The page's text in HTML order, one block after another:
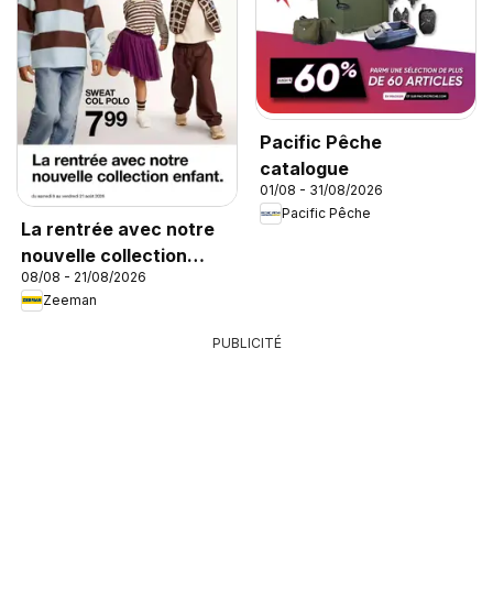
La rentrée avec notre
nouvelle collection
enfant
08/08 - 21/08/2026
Zeeman
Pacific Pêche
catalogue
01/08 - 31/08/2026
Pacific Pêche
PUBLICITÉ